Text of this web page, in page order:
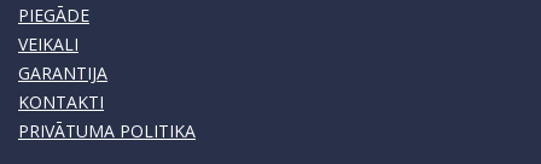
PIEGĀDE
VEIKALI
GARANTIJA
KONTAKTI
PRIVĀTUMA POLITIKA